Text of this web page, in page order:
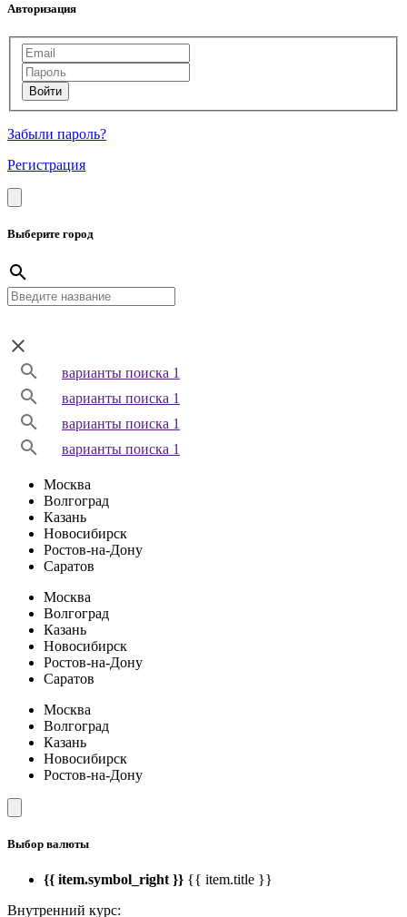
Авторизация
Забыли пароль?
Регистрация
Выберите город
варианты поиска 1
варианты поиска 1
варианты поиска 1
варианты поиска 1
Москва
Волгоград
Казань
Новосибирск
Ростов-на-Дону
Саратов
Москва
Волгоград
Казань
Новосибирск
Ростов-на-Дону
Саратов
Москва
Волгоград
Казань
Новосибирск
Ростов-на-Дону
Выбор валюты
{{ item.symbol_right }} {{ item.title }}
Внутренний курс: